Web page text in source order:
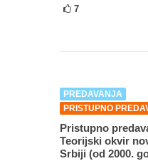
7
PREDAVANJA
PRISTUPNO
Pristupno
Teorijski okvir
Srbiji (od 2000.